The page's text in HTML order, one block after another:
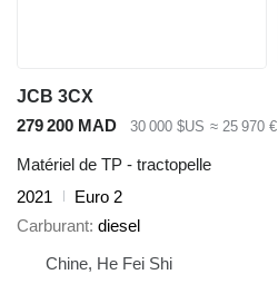
JCB 3CX
279 200 MAD
30 000 $US ≈ 25 970 €
Matériel de TP - tractopelle
2021
Euro 2
Carburant diesel
Chine, He Fei Shi